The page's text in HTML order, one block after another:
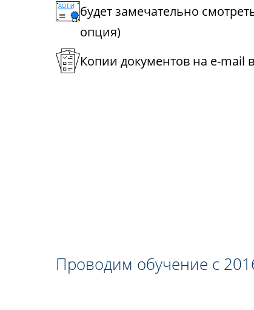
будет замечательно
опция)
Копии документов на e-mail
Проводим обучение с